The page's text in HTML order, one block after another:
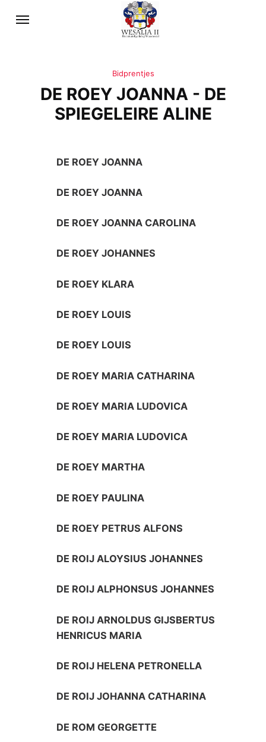
Bidprentjes
DE ROEY JOANNA - DE
SPIEGELEIRE ALINE
DE ROEY JOANNA
DE ROEY JOANNA
DE ROEY JOANNA CAROLINA
DE ROEY JOHANNES
DE ROEY KLARA
DE ROEY LOUIS
DE ROEY LOUIS
DE ROEY MARIA CATHARINA
DE ROEY MARIA LUDOVICA
DE ROEY MARIA LUDOVICA
DE ROEY MARTHA
DE ROEY PAULINA
DE ROEY PETRUS ALFONS
DE ROIJ ALOYSIUS JOHANNES
DE ROIJ ALPHONSUS JOHANNES
DE ROIJ ARNOLDUS GIJSBERTUS
HENRICUS MARIA
DE ROIJ HELENA PETRONELLA
DE ROIJ JOHANNA CATHARINA
DE ROM GEORGETTE